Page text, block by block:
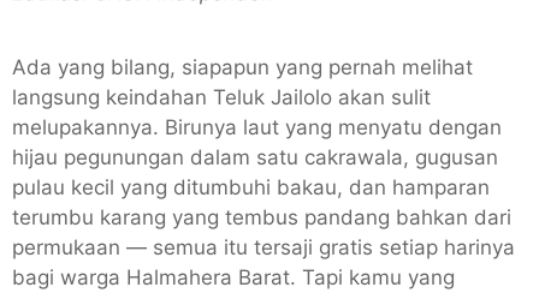
Ada yang bilang, siapapun yang pernah melihat
langsung keindahan Teluk Jailolo akan sulit
melupakannya. Birunya laut yang menyatu dengan
hijau pegunungan dalam satu cakrawala, gugusan
pulau kecil yang ditumbuhi bakau, dan hamparan
terumbu karang yang tembus pandang bahkan dari
permukaan — semua itu tersaji gratis setiap harinya
bagi warga Halmahera Barat. Tapi kamu yang